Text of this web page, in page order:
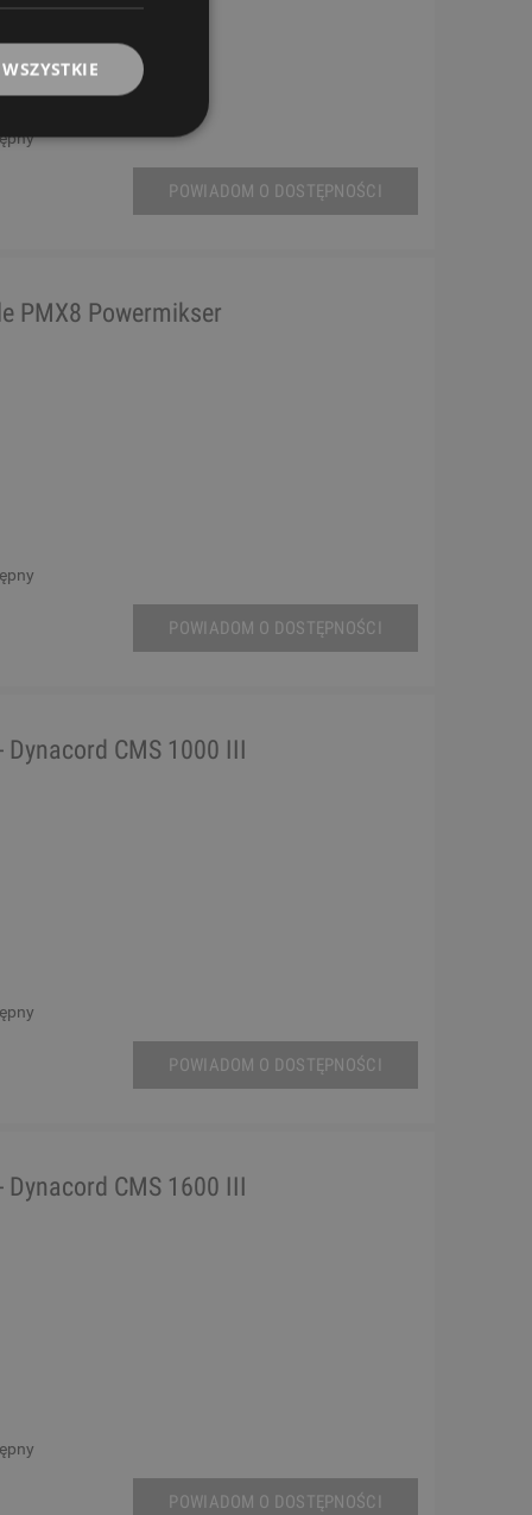
POWIADOM O DOSTĘPNOŚCI
PMX8 Powermikser
POWIADOM O DOSTĘPNOŚCI
Dynacord CMS 1000 III
POWIADOM O DOSTĘPNOŚCI
Dynacord CMS 1600 III
POWIADOM O DOSTĘPNOŚCI